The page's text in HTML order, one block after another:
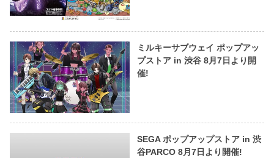
ミルキーサブウェイ ポップアッ
プストア in 渋谷 8月7日より開
催!
SEGA ポップアップストア in 渋
谷PARCO 8月7日より開催!